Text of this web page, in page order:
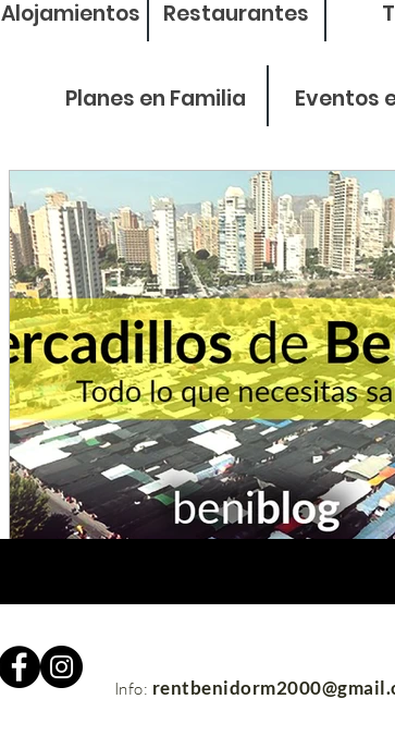
Alojamientos Restaurantes
Planes en Familia Eventos
Info: